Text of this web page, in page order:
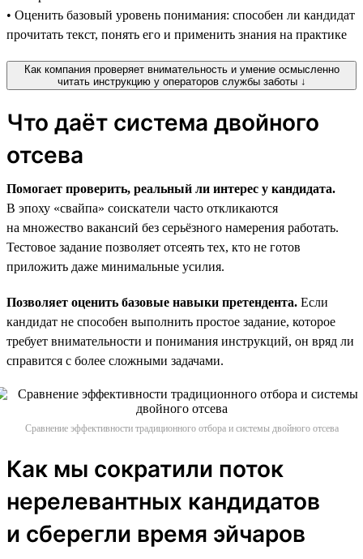
• Оценить базовый уровень понимания: способен ли кандидат
прочитать текст, понять его и применить знания на практике
Как компания проверяет внимательность и умение осмысленно
читать инструкцию у операторов службы заботы ↓
Что даёт система двойного
отсева
Помогает проверить, реальный ли интерес у кандидата.
В эпоху «свайпа» соискатели часто откликаются
на множество вакансий без серьёзного намерения работать.
Тестовое задание позволяет отсеять тех, кто не готов
приложить даже минимальные усилия.
Позволяет оценить базовые навыки претендента. Если
кандидат не способен выполнить простое задание, которое
требует внимательности и понимания инструкций, он вряд ли
справится с более сложными задачами.
Сравнение эффективности традиционного отбора и системы двойного отсева
Как мы сократили поток
нерелевантных кандидатов
и сберегли время эйчаров